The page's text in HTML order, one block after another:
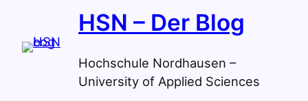
HSN – Der Blog
Hochschule Nordhausen –
University of Applied Sciences